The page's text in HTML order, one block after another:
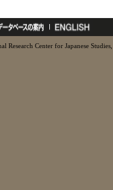
Research Center for Japanese